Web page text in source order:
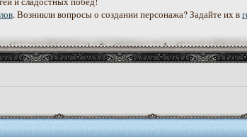
. Возникли вопросы о создании персонажа? Задайте их в